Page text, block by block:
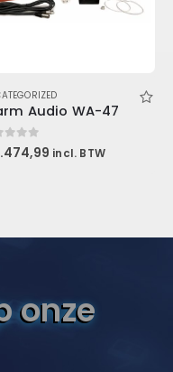
Audio WA-47
of 5 incl. BTW
onze